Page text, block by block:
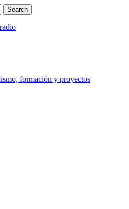
formación y proyectos